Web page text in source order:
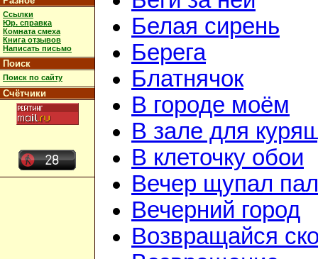
Ссылки
Юр. справка
Комната смеха
Книга отзывов
Написать письмо
Поиск
Поиск по сайту
Счётчики
Белая сирень
Берега
Блатнячок
В городе моём
В зале для
В клеточку обои
Вечер щупал
Вечерний город
Возвращайся